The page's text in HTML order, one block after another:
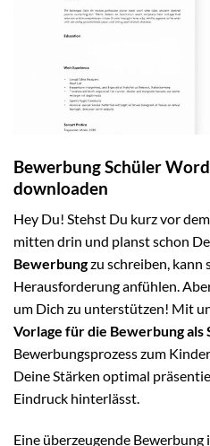
Bewerbung Schüler
downloaden
Hey Du! Stehst Du kurz vor
mitten drin und planst schon
Bewerbungzu schreiben, kann
Herausforderung anfühlen.
um Dich zu unterstützen! Mit
Vorlage für die Bewerbung als
Bewerbungsprozess zum
Deine Stärken optimal
Eindruck hinterlässt.
Eine überzeugende Bewerbung